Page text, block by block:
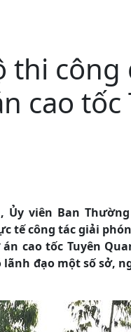
thi công
cao tốc
Ủy viên Ban
tế công tác giải
cao tốc Tuyên
đạo một số sở,